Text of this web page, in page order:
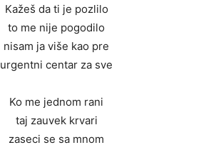
Kažeš da ti je pozlilo
to me nije pogodilo
nisam ja više kao pre
urgentni centar za sve
Ko me jednom rani
taj zauvek krvari
zaseci se sa mnom